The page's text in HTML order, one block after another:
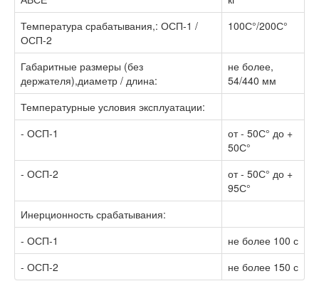
Температура срабатывания,: ОСП-1 /
ОСП-2
100С°/200С°
Габаритные размеры (без
держателя),диаметр / длина:
не более,
54/440 мм
Температурные условия эксплуатации:
- ОСП-1
от - 50С° до +
50С°
- ОСП-2
от - 50С° до +
95С°
Инерционность срабатывания:
- ОСП-1
не более 100 с
- ОСП-2
не более 150 с